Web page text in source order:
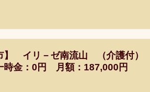
】 イリ－ゼ南流山 （介護付）
金：0円 月額：187,000円